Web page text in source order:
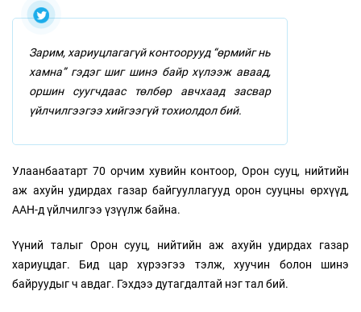
Зарим, хариуцлагагүй контоорууд “өрмийг нь
хамна” гэдэг шиг шинэ байр хүлээж аваад,
оршин суугчдаас төлбөр авчхаад засвар
үйлчилгээгээ хийгээгүй тохиолдол бий.
Улаанбаатарт 70 орчим хувийн контоор, Орон сууц, нийтийн
аж ахуйн удирдах газар байгууллагууд орон сууцны өрхүүд,
ААН-д үйлчилгээ үзүүлж байна.
Үүний талыг Орон сууц, нийтийн аж ахуйн удирдах газар
хариуцдаг. Бид цар хүрээгээ тэлж, хуучин болон шинэ
байруудыг ч авдаг. Гэхдээ дутагдалтай нэг тал бий.